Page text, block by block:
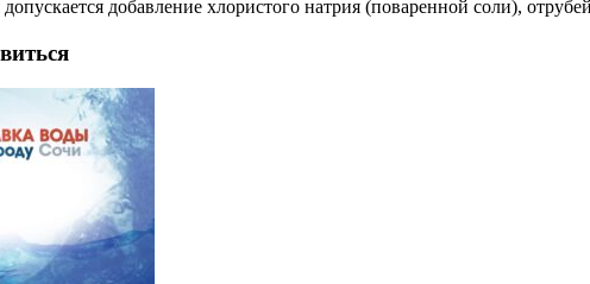
добавление хлористого натрия (поваренной соли),